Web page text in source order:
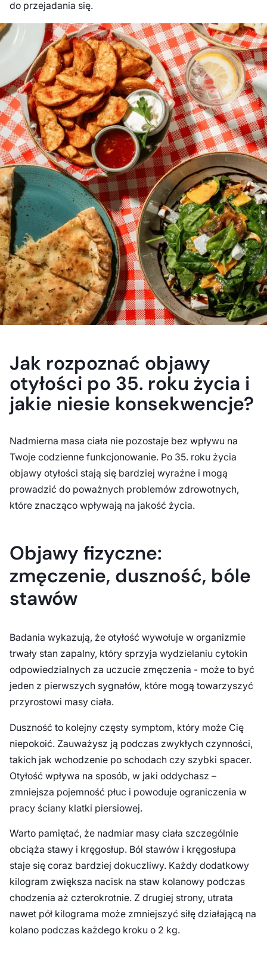
do przejadania się.
można!
Wybierz mądre ochudzanie
Jak rozpoznać objawy
otyłości po 35. roku życia i
jakie niesie konsekwencje?
Nadmierna masa ciała nie pozostaje bez wpływu na
Twoje codzienne funkcjonowanie. Po 35. roku życia
objawy otyłości stają się bardziej wyraźne i mogą
prowadzić do poważnych problemów zdrowotnych,
które znacząco wpływają na jakość życia.
Objawy fizyczne:
zmęczenie, duszność, bóle
stawów
Badania wykazują, że otyłość wywołuje w organizmie
trwały stan zapalny, który sprzyja wydzielaniu cytokin
odpowiedzialnych za uczucie zmęczenia - może to być
jeden z pierwszych sygnałów, które mogą towarzyszyć
przyrostowi masy ciała.
Duszność to kolejny częsty symptom, który może Cię
niepokoić. Zauważysz ją podczas zwykłych czynności,
takich jak wchodzenie po schodach czy szybki spacer.
Otyłość wpływa na sposób, w jaki oddychasz –
zmniejsza pojemność płuc i powoduje ograniczenia w
pracy ściany klatki piersiowej.
Warto pamiętać, że nadmiar masy ciała szczególnie
obciąża stawy i kręgosłup. Ból stawów i kręgosłupa
staje się coraz bardziej dokuczliwy. Każdy dodatkowy
kilogram zwiększa nacisk na staw kolanowy podczas
chodzenia aż czterokrotnie. Z drugiej strony, utrata
nawet pół kilograma może zmniejszyć siłę działającą na
kolano podczas każdego kroku o 2 kg.